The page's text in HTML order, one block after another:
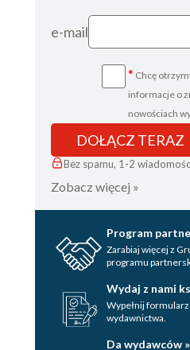
e-mail
* Chcę
informacje o
nowościach
DOŁĄCZ TERAZ
Bez spamu, 1-2
Zobacz więcej »
Program
Zarabiaj więcej z
programu
Wydaj z nami
Wypełnij
wydawnictwa.
Da wydawców »